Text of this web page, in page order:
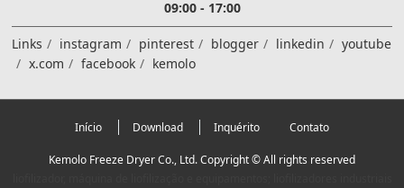
09:00 - 17:00
Links instagram pinterest blogger linkedin
youtube
x.com
facebook kemolo
Início Download Inquérito Contato
Kemolo Freeze Dryer Co., Ltd. Copyright © All rights reserved